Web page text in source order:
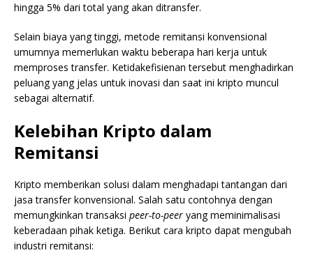
hingga 5% dari total yang akan ditransfer.
Selain biaya yang tinggi, metode remitansi konvensional
umumnya memerlukan waktu beberapa hari kerja untuk
memproses transfer. Ketidakefisienan tersebut menghadirkan
peluang yang jelas untuk inovasi dan saat ini kripto muncul
sebagai alternatif.
Kelebihan Kripto dalam
Remitansi
Kripto memberikan solusi dalam menghadapi tantangan dari
jasa transfer konvensional. Salah satu contohnya dengan
memungkinkan transaksi peer-to-peer yang meminimalisasi
keberadaan pihak ketiga. Berikut cara kripto dapat mengubah
industri remitansi: